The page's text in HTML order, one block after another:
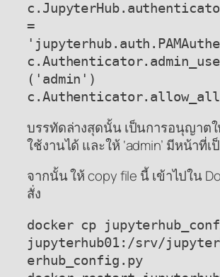
=
('admin')
บรรทัดล่างสุดนั้น เป็นการอนุญาต
ใช้งานได้ และให้ ‘admin’ มีหน้าที่เ
จากนั้น ให้ copy file นี้ เข้าไปใน
สั่ง
docker cp
jupyterhub01:/srv/
erhub_config.py